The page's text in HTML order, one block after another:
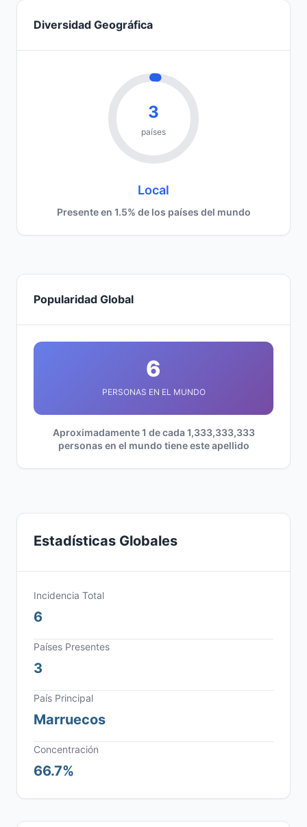
Diversidad Geográfica
3
países
Local
Presente en 1.5% de los países del mundo
Popularidad Global
6
PERSONAS EN EL MUNDO
Aproximadamente 1 de cada 1,333,333,333
personas en el mundo tiene este apellido
Estadísticas Globales
Incidencia Total
6
Países Presentes
3
País Principal
Marruecos
Concentración
66.7%